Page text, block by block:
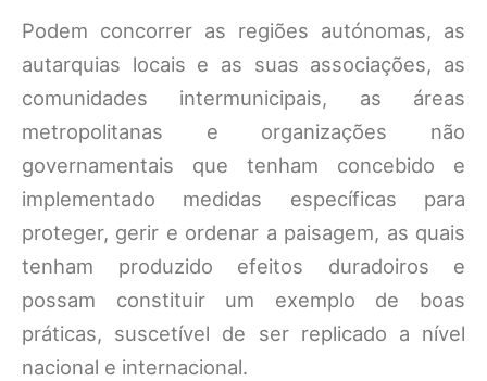
Podem concorrer as regiões autónomas, as
autarquias locais e as suas associações, as
comunidades intermunicipais, as áreas
metropolitanas e organizações não
governamentais que tenham concebido e
implementado medidas específicas para
proteger, gerir e ordenar a paisagem, as quais
tenham produzido efeitos duradoiros e
possam constituir um exemplo de boas
práticas, suscetível de ser replicado a nível
nacional e internacional.